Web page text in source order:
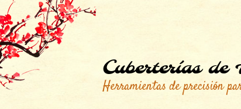
Cuberterías
Herramientas de precisión